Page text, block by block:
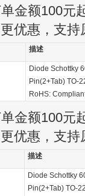
金额100元
优惠，支持
描述
Diode Schottky
Pin(2+Tab) TO-
RoHS:
金额100元
优惠，支持
描述
Diode Schottky
Pin(2+Tab) TO-